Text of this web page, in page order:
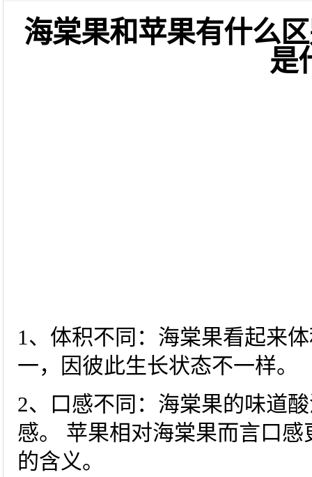
海棠果和苹果有什么
是
1、体积不同：海棠果看起来
一，因彼此生长状态不一样。
2、口感不同：海棠果的味道
感。 苹果相对海棠果而言口
的含义。